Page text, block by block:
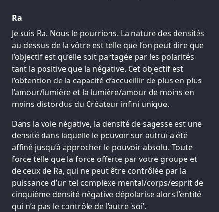
Ra
Je suis Ra. Nous le pourrions. La nature des densités
au-dessus de la vôtre est telle que l’on peut dire que
l’objectif est qu’elle soit partagée par les polarités
tant la positive que la négative. Cet objectif est
l’obtention de la capacité d’accueillir de plus en plus
l’amour/lumière et la lumière/amour de moins en
moins distordus du Créateur infini unique.
Dans la voie négative, la densité de sagesse est une
densité dans laquelle le pouvoir sur autrui a été
affiné jusqu’à approcher le pouvoir absolu. Toute
force telle que la force offerte par votre groupe et
de ceux de Ra, qui ne peut être contrôlée par la
puissance d’un tel complexe mental/corps/esprit de
cinquième densité négative dépolarise alors l’entité
qui n’a pas le contrôle de l’autre ‘soi’.